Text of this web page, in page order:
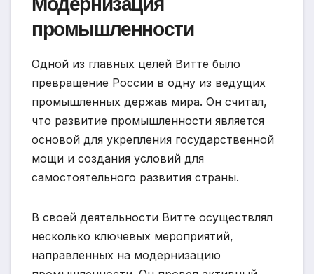
промышленности
Одной из главных целей Витте было
превращение России в одну из ведущих
промышленных держав мира. Он считал,
что развитие промышленности является
основой для укрепления государственной
мощи и создания условий для
самостоятельного развития страны.
В своей деятельности Витте осуществлял
несколько ключевых мероприятий,
направленных на модернизацию